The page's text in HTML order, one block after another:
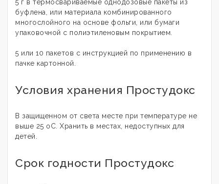
5 г в термосвариваемые однодозовые пакеты из
буфлена, или материала комбинированного
многослойного на основе фольги, или бумаги
упаковочной с полиэтиленовым покрытием.
5 или 10 пакетов с инструкцией по применению в
пачке картонной.
Условия хранения Простудокс
В защищенном от света месте при температуре не
выше 25 оС. Хранить в местах, недоступных для
детей.
Срок годности Простудокс